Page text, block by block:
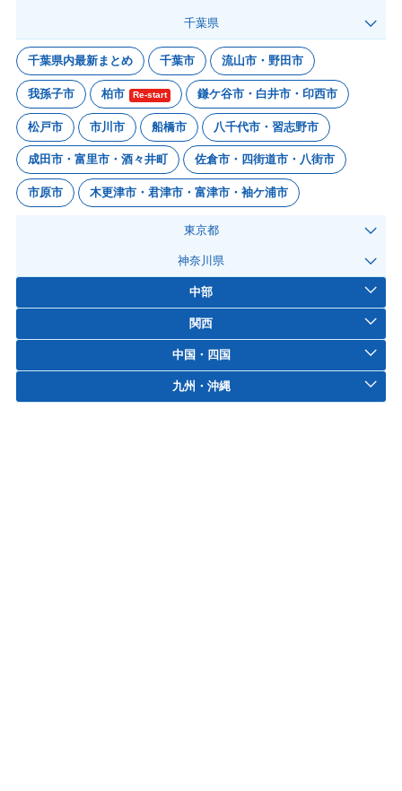
千葉県
千葉県内最新まとめ 千葉市 流山市・野田市
我孫子市 柏市 Re-start 鎌ケ谷市・白井市・印西市
松戸市 市川市 船橋市 八千代市・習志野市
成田市・富里市・酒々井町 佐倉市・四街道市・八街市
市原市 木更津市・君津市・富津市・袖ケ浦市
東京都
神奈川県
中部
関西
中国・四国
九州・沖縄